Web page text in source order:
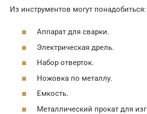
Из инструментов могут понадобиться:
Аппарат для сварки.
Электрическая дрель.
Набор отверток.
Ножовка по металлу.
Емкость.
Металлический прокат для